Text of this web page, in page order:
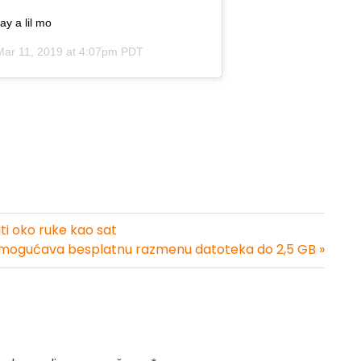
a lil mo
11, 2019 at 4:07pm PDT
oko ruke kao sat
besplatnu razmenu datoteka do 2,5 GB »